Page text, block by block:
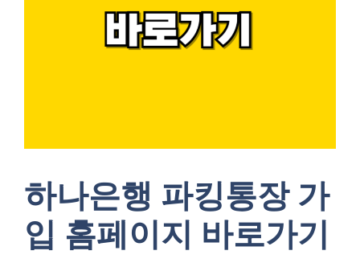
하나은행 파킹통장 가
입 홈페이지 바로가기